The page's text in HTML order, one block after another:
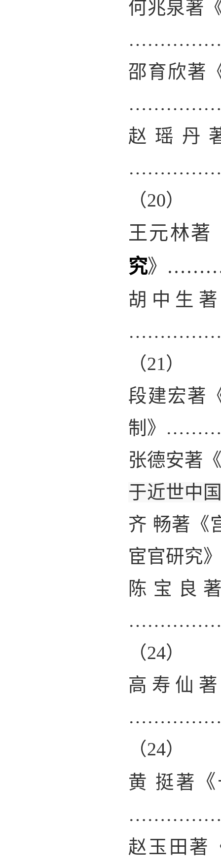
何兆泉著
邵育欣著
赵瑶丹
（20）
王元林著
究》
胡中生
（21）
段建宏著
制》
张德安著
于近世中
齐 畅著《
宦官研
陈宝良
（24）
高寿仙
（24）
黄 挺著
《
赵玉田著